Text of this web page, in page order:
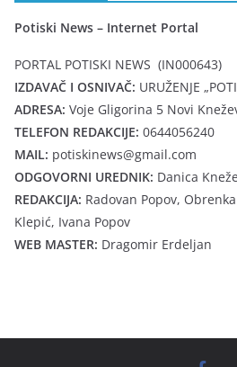
Potiski News – Internet Portal
PORTAL POTISKI NEWS (IN000643)
IZDAVAČ I OSNIVAČ: URUŽENJE
ADRESA: Voje Gligorina 5 Novi
TELEFON REDAKCIJE: 0644056240
MAIL: potiskinews@gmail.com
ODGOVORNI UREDNIK: Danica
REDAKCIJA: Radovan Popov,
Klepić, Ivana Popov
WEB MASTER: Dragomir Erdeljan